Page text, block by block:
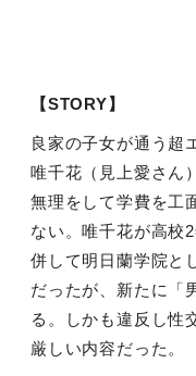
【STORY】
良家の子女が通う超
唯千花（見上愛さん
無理をして学費を工
ない。唯千花が高校
併して明日蘭学院と
だったが、新たに「
る。しかも違反し性
厳しい内容だった。